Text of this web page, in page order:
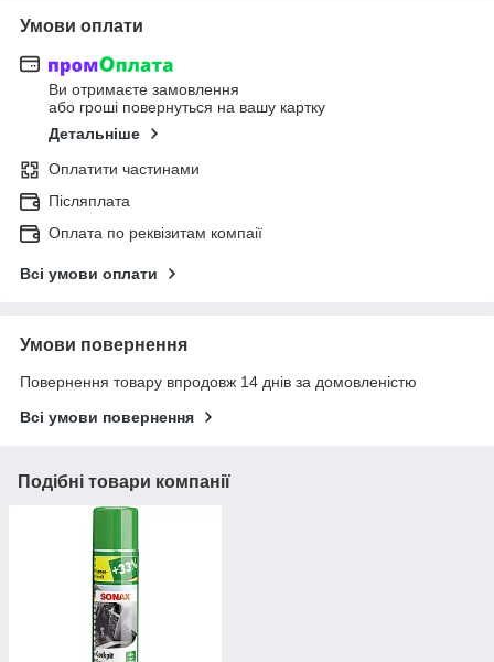
Умови оплати
Ви отримаєте замовлення
або гроші повернуться на вашу картку
Детальніше
Оплатити частинами
Післяплата
Оплата по реквізитам компаії
Всі умови оплати
Умови повернення
Повернення товару впродовж 14 днів за домовленістю
Всі умови повернення
Подібні товари компанії